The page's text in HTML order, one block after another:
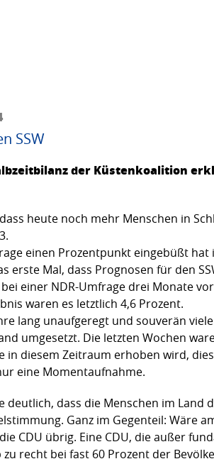
SSW
der Küstenkoalition
heute noch mehr Menschen in
einen Prozentpunkt eingebüßt
erste Mal, dass Prognosen für den
bei einer NDR-Umfrage drei Monate
waren es letztlich 4,6 Prozent.
lang unaufgeregt und souverän
umgesetzt. Die letzten Wochen
in diesem Zeitraum erhoben wird,
eine Momentaufnahme.
deutlich, dass die Menschen im
Ganz im Gegenteil: Wäre
CDU übrig. Eine CDU, die außer
recht bei fast 60 Prozent der